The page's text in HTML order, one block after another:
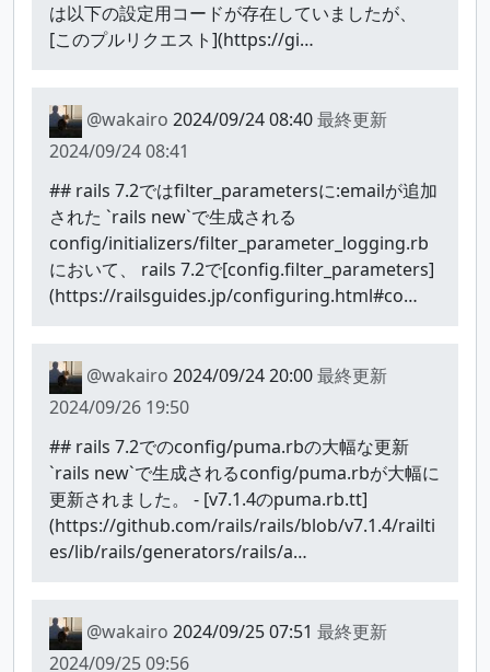
は以下の設定用コードが存在していましたが、
[このプルリクエスト](https://gi…
@wakairo 2024/09/24 08:40最終更新
2024/09/24 08:41
## rails 7.2ではfilter_parametersに:emailが追加
された `rails new`で生成される
config/initializers/filter_parameter_logging.rb
において、 rails 7.2で[config.filter_parameters]
(https://railsguides.jp/configuring.html#co…
@wakairo 2024/09/24 20:00最終更新
2024/09/26 19:50
## rails 7.2でのconfig/puma.rbの大幅な更新
`rails new`で生成されるconfig/puma.rbが大幅に
更新されました。 - [v7.1.4のpuma.rb.tt]
(https://github.com/rails/rails/blob/v7.1.4/railti
es/lib/rails/generators/rails/a…
@wakairo 2024/09/25 07:51 最終更新
2024/09/25 09:56